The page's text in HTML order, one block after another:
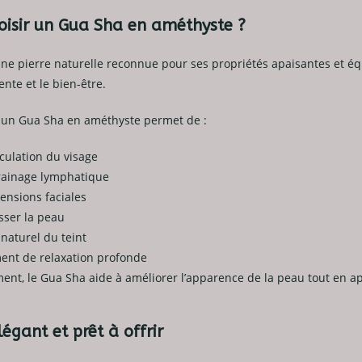
un Gua Sha en améthyste ?
pierre naturelle reconnue pour ses propriétés apaisantes et
et le bien-être.
Gua Sha en améthyste permet de :
du visage
lymphatique
faciales
la peau
naturel du teint
de relaxation profonde
le Gua Sha aide à améliorer l’apparence de la peau tout en
et prêt à offrir